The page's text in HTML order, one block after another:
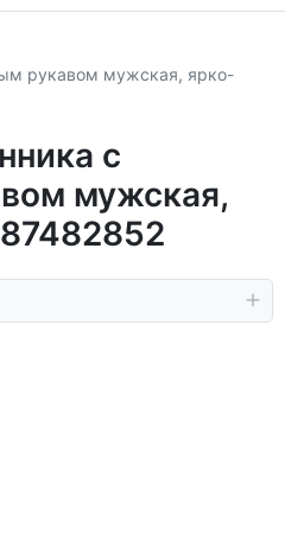
рукавом мужская, ярко-
с
мужская,